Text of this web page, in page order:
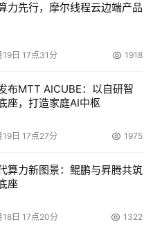
ups 1000应该是超出了我们
能好，从效果上来说，价格
供参考，不构成投资建议。
力先行，摩尔线程云边端产品
日 17点31分 1918
布MTT AICUBE：以自研智
座，打造家庭AI中枢
日 17点27分 1975
算力新图景：鲲鹏与昇腾共筑
座
日 17点20分 1322